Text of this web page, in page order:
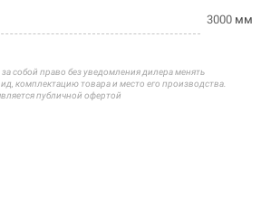
3000 мм
собой право без уведомления дилера менять
комплектацию товара и место его производства.
публичной офертой